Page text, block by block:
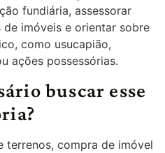
fundiária, assessorar
imóveis e orientar sobre
como usucapião,
ações possessórias.
buscar esse
terrenos, compra de imóvel